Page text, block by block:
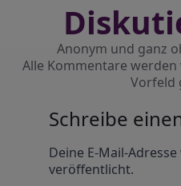
Anonym und ganz
Alle Kommentare
Vorfeld
Schreibe
Deine E-Mail-
veröffentlicht.